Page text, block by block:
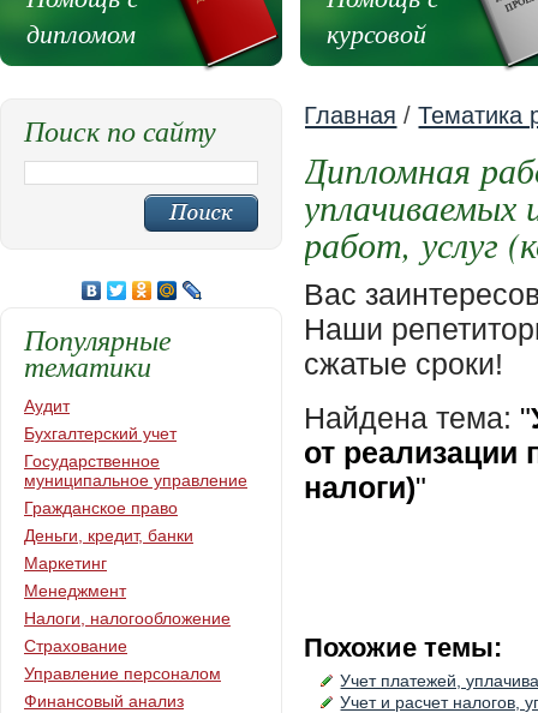
дипломом
курсовой
Главная /Тематика
Дипломная
уплачиваемых
работ, услуг
Вас
Наши
сжатые сроки!
Найдена тема: "
от реализации
налоги)"
Похожие темы:
Учет платежей,
Учет и расчет налогов,
Поиск по сайту
Популярные
тематики
Аудит
Бухгалтерский учет
Государственное
муниципальное управление
Гражданское право
Деньги, кредит, банки
Маркетинг
Менеджмент
Налоги, налогообложение
Страхование
Управление персоналом
Финансовый анализ